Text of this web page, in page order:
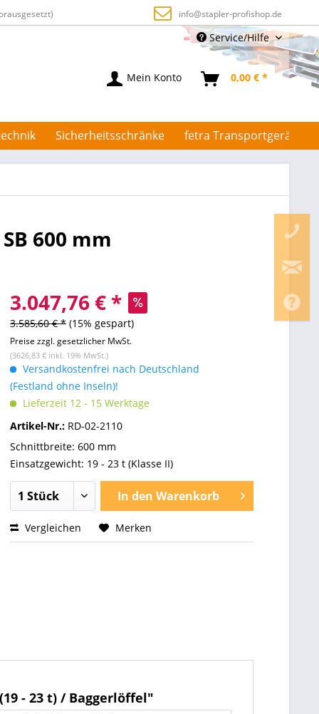
info@stapler-profishop.de
Service/Hilfe
Mein Konto 0,00 € *
Sicherheitsschränke fetra Transportgeräte
600 mm
3.047,76 € *
3.585,60 € * (15% gespart)
Preise zzgl. gesetzlicher MwSt.
(3626,83 € inkl. 19% MwSt.)
Versandkostenfrei nach Deutschland
(Festland ohne Inseln)!
Lieferzeit 12 - 15 Werktage
Artikel-Nr.: RD-02-2110
Schnittbreite: 600 mm
Einsatzgewicht: 19 - 23 t (Klasse II)
In den Warenkorb
Vergleichen Merken
- 23 t) / Baggerlöffel"